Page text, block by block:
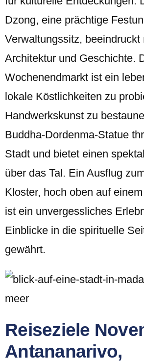
Dzong, eine prächtige
Verwaltungssitz, beeindruckt
Architektur und Geschichte.
Wochenendmarkt ist ein
lokale Köstlichkeiten zu
Handwerkskunst zu
Buddha-Dordenma-Statue
Stadt und bietet einen
über das Tal. Ein Ausflug
Kloster, hoch oben auf
ist ein unvergessliches
Einblicke in die spirituelle
gewährt.
Reiseziele
Antananarivo,